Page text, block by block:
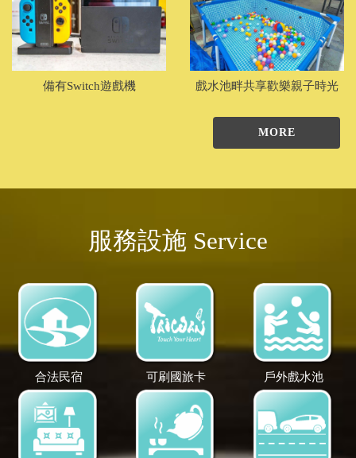
備有Switch遊戲機 戲水池畔共享歡樂親子時光
MORE
服務設施 Service
合法民宿 可刷國旅卡 戶外戲水池